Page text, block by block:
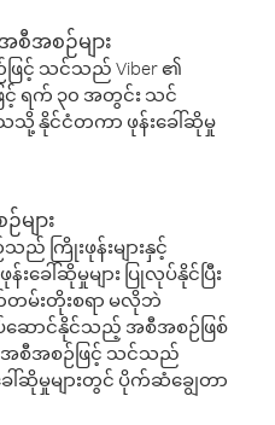
စီအစဉ်များ
ဖြင့် သင်သည် Viber ၏
င့် ရက် ၃၀ အတွင်း သင်
နိုင်ငံတကာ ဖုန်းခေါ်ဆိုမှု
ျား
ကြိုးဖုန်းများနှင့်
ခေါ်ဆိုမှုများ ပြုလုပ်နိုင်ပြီး
းတိုးစရာ မလိုဘဲ
ဆောင်နိုင်သည့် အစီအစဉ်ဖြစ်
အစီအစဉ်ဖြင့် သင်သည်
ါ်ဆိုမှုများတွင် ပိုက်ဆံချွေတာ